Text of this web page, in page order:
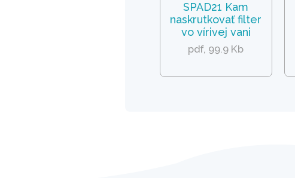
SPAD21 Kam
naskrutkovať filter
vo vírivej vani
pdf, 99.9 Kb